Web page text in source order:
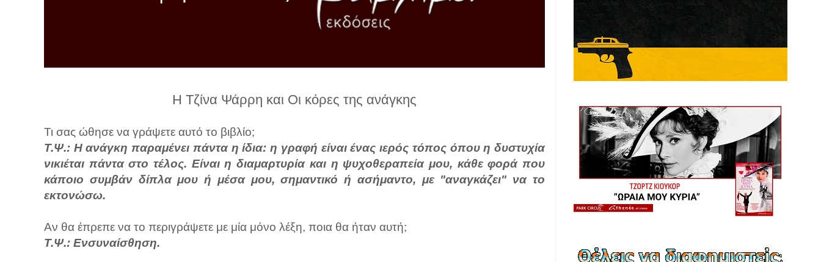
Η Τζίνα Ψάρρη και Οι κόρες της ανάγκης
Τι σας ώθησε να γράψετε αυτό το βιβλίο;
Τ.Ψ.: Η ανάγκη παραμένει πάντα η ίδια: η γραφή είναι ένας ιερός τόπος όπου η δυστυχία
νικιέται πάντα στο τέλος. Είναι η διαμαρτυρία και η ψυχοθεραπεία μου, κάθε φορά που
κάποιο συμβάν δίπλα μου ή μέσα μου, σημαντικό ή ασήμαντο, με "αναγκάζει" να το
εκτονώσω.
Αν θα έπρεπε να το περιγράψετε με μία μόνο λέξη, ποια θα ήταν αυτή;
Τ.Ψ.: Ενσυναίσθηση.